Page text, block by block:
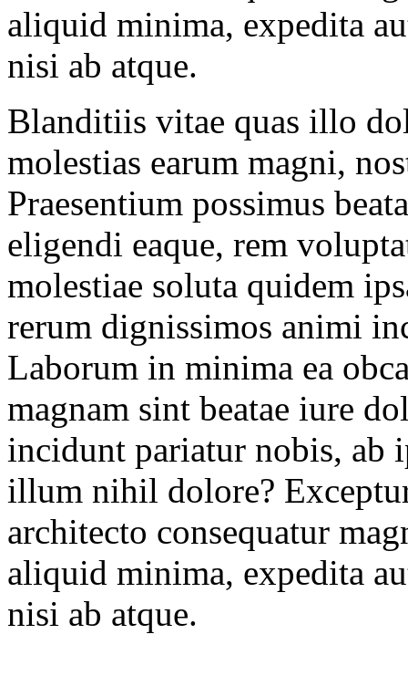
aliquid minima, expedita
nisi ab atque.
Blanditiis vitae quas illo
molestias earum magni,
Praesentium possimus
eligendi eaque, rem
molestiae soluta quidem
rerum dignissimos animi
Laborum in minima ea
magnam sint beatae iure
incidunt pariatur nobis, ab
illum nihil dolore?
architecto consequatur
aliquid minima, expedita
nisi ab atque.